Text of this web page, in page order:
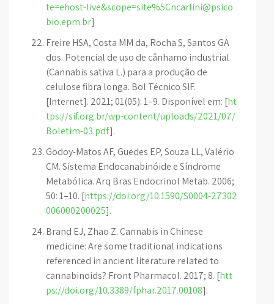
te=ehost-live&scope=site%5Cncarlini@psico
bio.epm.br]
Freire HSA, Costa MM da, Rocha S, Santos GA
dos. Potencial de uso de cânhamo industrial
(Cannabis sativa L.) para a produção de
celulose fibra longa. Bol Técnico SIF.
[Internet]. 2021; 01(05): 1–9. Disponível em: [ht
tps://sif.org.br/wp-content/uploads/2021/07/
Boletim-03.pdf].
Godoy-Matos AF, Guedes EP, Souza LL, Valério
CM. Sistema Endocanabinóide e Síndrome
Metabólica. Arq Bras Endocrinol Metab. 2006;
50: 1–10. [https://doi.org/10.1590/S0004-27302
006000200025].
Brand EJ, Zhao Z. Cannabis in Chinese
medicine: Are some traditional indications
referenced in ancient literature related to
cannabinoids? Front Pharmacol. 2017; 8. [htt
ps://doi.org/10.3389/fphar.2017.00108].